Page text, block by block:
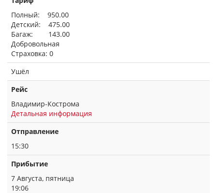
Полный: 950.00
Детский: 475.00
Багаж: 143.00
Добровольная
Страховка: 0
Ушёл
Рейс
Владимир-Кострома
Детальная информация
Отправление
15:30
Прибытие
7 Августа, пятница
19:06